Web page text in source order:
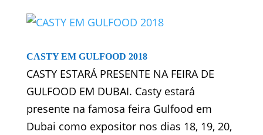
CASTY EM GULFOOD 2018
CASTY ESTARÁ PRESENTE NA FEIRA DE
GULFOOD EM DUBAI. Casty estará
presente na famosa feira Gulfood em
Dubai como expositor nos dias 18, 19, 20,